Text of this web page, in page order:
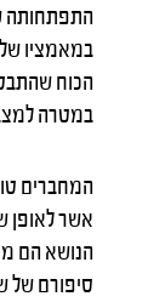
התפתחותה
במאמציו
הכוח
במטרה
המחברים
אשר לאופן
הנושא הם
סיפורם של